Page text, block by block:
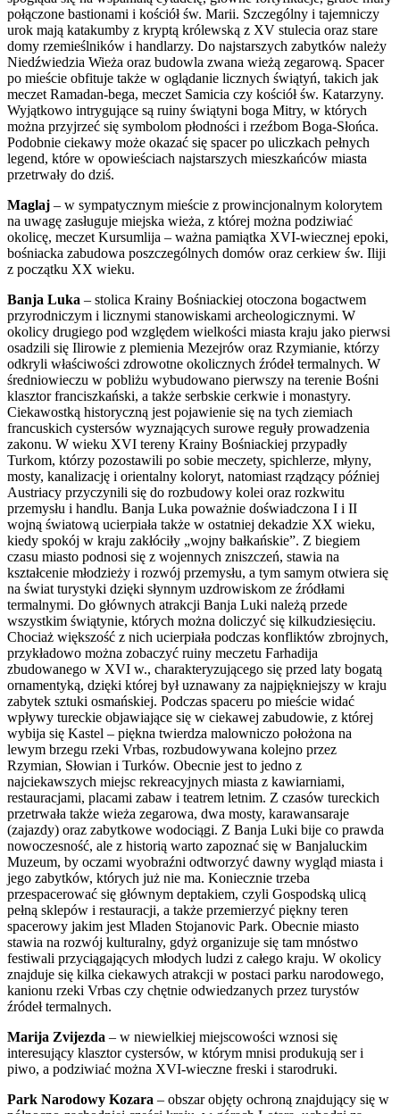
połączone bastionami i kościół św. Marii. Szczególny i tajemniczy
urok mają katakumby z kryptą królewską z XV stulecia oraz stare
domy rzemieślników i handlarzy. Do najstarszych zabytków należy
Niedźwiedzia Wieża oraz budowla zwana wieżą zegarową. Spacer
po mieście obfituje także w oglądanie licznych świątyń, takich jak
meczet Ramadan-bega, meczet Samicia czy kościół św. Katarzyny.
Wyjątkowo intrygujące są ruiny świątyni boga Mitry, w których
można przyjrzeć się symbolom płodności i rzeźbom Boga-Słońca.
Podobnie ciekawy może okazać się spacer po uliczkach pełnych
legend, które w opowieściach najstarszych mieszkańców miasta
przetrwały do dziś.
Maglaj – w sympatycznym mieście z prowincjonalnym kolorytem
na uwagę zasługuje miejska wieża, z której można podziwiać
okolicę, meczet Kursumlija – ważna pamiątka XVI-wiecznej epoki,
bośniacka zabudowa poszczególnych domów oraz cerkiew św. Iliji
z początku XX wieku.
Banja Luka – stolica Krainy Bośniackiej otoczona bogactwem
przyrodniczym i licznymi stanowiskami archeologicznymi. W
okolicy drugiego pod względem wielkości miasta kraju jako pierwsi
osadzili się Ilirowie z plemienia Mezejrów oraz Rzymianie, którzy
odkryli właściwości zdrowotne okolicznych źródeł termalnych. W
średniowieczu w pobliżu wybudowano pierwszy na terenie Bośni
klasztor franciszkański, a także serbskie cerkwie i monastyry.
Ciekawostką historyczną jest pojawienie się na tych ziemiach
francuskich cystersów wyznających surowe reguły prowadzenia
zakonu. W wieku XVI tereny Krainy Bośniackiej przypadły
Turkom, którzy pozostawili po sobie meczety, spichlerze, młyny,
mosty, kanalizację i orientalny koloryt, natomiast rządzący później
Austriacy przyczynili się do rozbudowy kolei oraz rozkwitu
przemysłu i handlu. Banja Luka poważnie doświadczona I i II
wojną światową ucierpiała także w ostatniej dekadzie XX wieku,
kiedy spokój w kraju zakłóciły „wojny bałkańskie”. Z biegiem
czasu miasto podnosi się z wojennych zniszczeń, stawia na
kształcenie młodzieży i rozwój przemysłu, a tym samym otwiera się
na świat turystyki dzięki słynnym uzdrowiskom ze źródłami
termalnymi. Do głównych atrakcji Banja Luki należą przede
wszystkim świątynie, których można doliczyć się kilkudziesięciu.
Chociaż większość z nich ucierpiała podczas konfliktów zbrojnych,
przykładowo można zobaczyć ruiny meczetu Farhadija
zbudowanego w XVI w., charakteryzującego się przed laty bogatą
ornamentyką, dzięki której był uznawany za najpiękniejszy w kraju
zabytek sztuki osmańskiej. Podczas spaceru po mieście widać
wpływy tureckie objawiające się w ciekawej zabudowie, z której
wybija się Kastel – piękna twierdza malowniczo położona na
lewym brzegu rzeki Vrbas, rozbudowywana kolejno przez
Rzymian, Słowian i Turków. Obecnie jest to jedno z
najciekawszych miejsc rekreacyjnych miasta z kawiarniami,
restauracjami, placami zabaw i teatrem letnim. Z czasów tureckich
przetrwała także wieża zegarowa, dwa mosty, karawansaraje
(zajazdy) oraz zabytkowe wodociągi. Z Banja Luki bije co prawda
nowoczesność, ale z historią warto zapoznać się w Banjaluckim
Muzeum, by oczami wyobraźni odtworzyć dawny wygląd miasta i
jego zabytków, których już nie ma. Koniecznie trzeba
przespacerować się głównym deptakiem, czyli Gospodską ulicą
pełną sklepów i restauracji, a także przemierzyć piękny teren
spacerowy jakim jest Mladen Stojanovic Park. Obecnie miasto
stawia na rozwój kulturalny, gdyż organizuje się tam mnóstwo
festiwali przyciągających młodych ludzi z całego kraju. W okolicy
znajduje się kilka ciekawych atrakcji w postaci parku narodowego,
kanionu rzeki Vrbas czy chętnie odwiedzanych przez turystów
źródeł termalnych.
Marija Zvijezda – w niewielkiej miejscowości wznosi się
interesujący klasztor cystersów, w którym mnisi produkują ser i
piwo, a podziwiać można XVI-wieczne freski i starodruki.
Park Narodowy Kozara – obszar objęty ochroną znajdujący się w